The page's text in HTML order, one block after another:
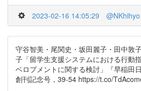
2023-02-16 14:05:29 @NKhihyo
守谷智美・尾関史・坂田麗子・田中敦
子「留学生支援システムにおける行動
ベロプメントに関する検討」『早稲田
創刊記念号，39-54 https://t.co/